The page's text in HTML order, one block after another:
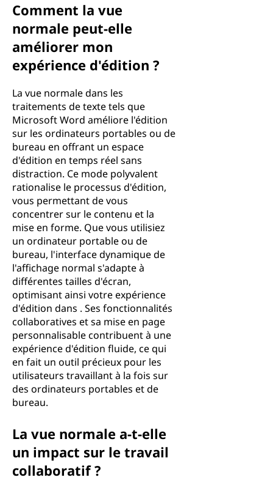
Comment la vue
normale peut-elle
améliorer mon
expérience d'édition ?
La vue normale dans les
traitements de texte tels que
Microsoft Word améliore l'édition
sur les ordinateurs portables ou de
bureau en offrant un espace
d'édition en temps réel sans
distraction. Ce mode polyvalent
rationalise le processus d'édition,
vous permettant de vous
concentrer sur le contenu et la
mise en forme. Que vous utilisiez
un ordinateur portable ou de
bureau, l'interface dynamique de
l'affichage normal s'adapte à
différentes tailles d'écran,
optimisant ainsi votre expérience
d'édition dans . Ses fonctionnalités
collaboratives et sa mise en page
personnalisable contribuent à une
expérience d'édition fluide, ce qui
en fait un outil précieux pour les
utilisateurs travaillant à la fois sur
des ordinateurs portables et de
bureau.
La vue normale a-t-elle
un impact sur le travail
collaboratif ?